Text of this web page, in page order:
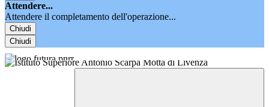
Attendere...
Attendere il completamento dell'operazione...
Chiudi
Chiudi